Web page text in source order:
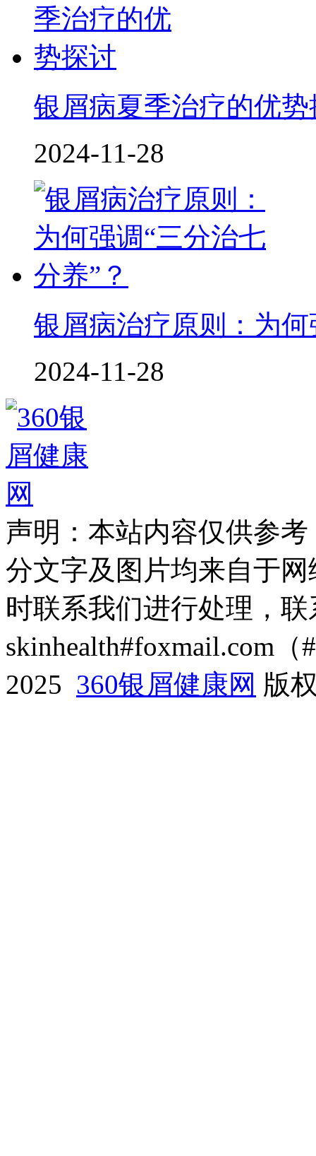
银屑病夏季治疗的优势
2024-11-28
银屑病治疗原则：为
2024-11-28
声明：本站内容仅供参
分文字及图片均来自于
时联系我们进行处理，
skinhealth#foxmail.com（
2025 360银屑健康网 版